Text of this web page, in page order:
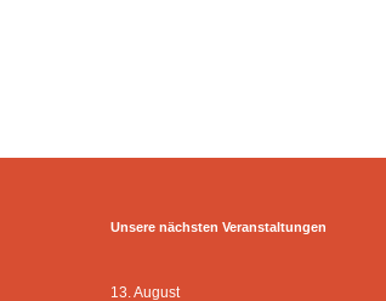
Unsere nächsten Veranstaltungen
13. August